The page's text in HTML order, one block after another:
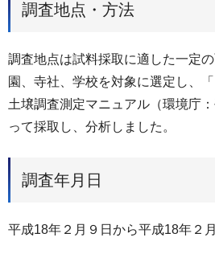
調査地点・方法
調査地点は試料採取に適した一定
園、寺社、学校を対象に選定し、
土壌調査測定マニュアル（環境庁
って採取し、分析しました。
調査年月日
平成18年２月９日から平成18年２